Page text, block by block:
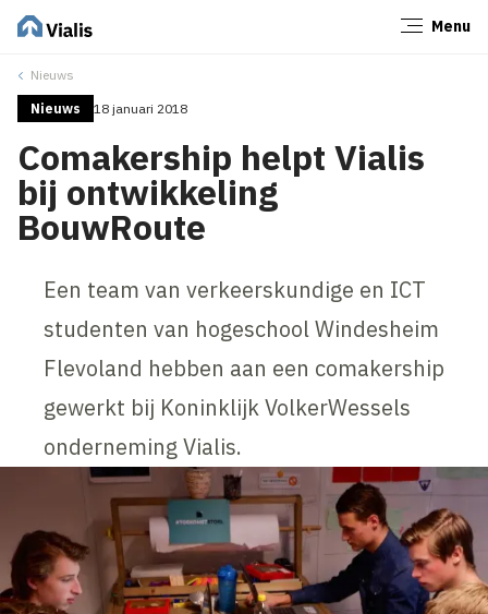
Menu
Nieuws
Nieuws 18 januari 2018
Comakership helpt Vialis
bij ontwikkeling
BouwRoute
Een team van verkeerskundige en ICT
studenten van hogeschool Windesheim
Flevoland hebben aan een comakership
gewerkt bij Koninklijk VolkerWessels
onderneming Vialis.
Sluiten